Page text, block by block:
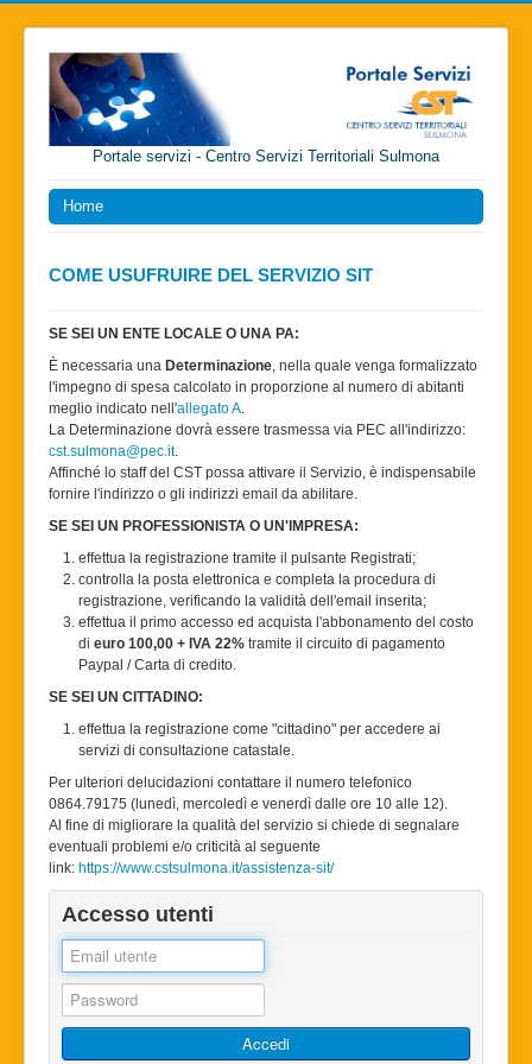
Portale servizi - Centro Servizi Territoriali Sulmona
Home
COME USUFRUIRE DEL SERVIZIO SIT
SE SEI UN ENTE LOCALE O UNA PA:
È necessaria una Determinazione , nella quale venga formalizzato
l'impegno di spesa calcolato in proporzione al numero di abitanti
meglio indicato nell'allegato A
La Determinazione dovrà essere trasmessa via PEC all'indirizzo:
cst.sulmona@pec.it.
Affinché lo staff del CST possa attivare il Servizio, è indispensabile
fornire l'indirizzo o gli indirizzi email da abilitare.
SE SEI UN PROFESSIONISTA O UN'IMPRESA:
effettua la registrazione tramite il pulsante Registrati;
controlla la posta elettronica e completa la procedura di
registrazione, verificando la validità dell'email inserita;
effettua il primo accesso ed acquista l'abbonamento del costo
di euro 100,00 + IVA 22% tramite il circuito di pagamento
Paypal / Carta di credito.
SE SEI UN CITTADINO:
effettua la registrazione come "cittadino" per accedere ai
servizi di consultazione catastale.
Per ulteriori delucidazioni contattare il numero telefonico
0864.79175 (lunedì, mercoledì e venerdì dalle ore 10 alle 12).
Al fine di migliorare la qualità del servizio si chiede di segnalare
eventuali problemi e/o criticità al seguente
link: https://www.cstsulmona.it/assistenza-sit/
Accesso utenti
Accedi